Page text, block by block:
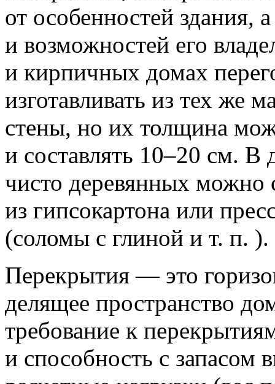
от особенностей здания,
и возможностей его
и кирпичных домах
изготавливать из тех же
стены, но их толщина
и составлять 10–20 см.
чисто деревянных можно
из гипсокартона или
(соломы с глиной и т. п. ).
Перекрытия — это
делящее пространство
требование к
и способность с запасом